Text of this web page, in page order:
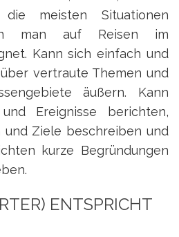
meisten Situationen
man auf Reisen im
Kann sich einfach und
vertraute Themen und
äußern. Kann
Ereignisse berichten,
und Ziele beschreiben und
kurze Begründungen
ENTSPRICHT